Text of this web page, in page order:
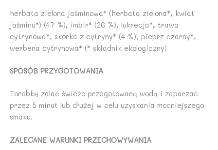
YOGI
TEA
herbata zielona jaśminowa* (herbata zielona*, kwiat
jaśminu*) (47 %), imbir* (26 %), lukrecja*, trawa
cytrynowa*, skórka z cytryny* (4 %), pieprz czarny*,
werbena cytrynowa* (* składnik ekologiczny)
SPOSÓB PRZYGOTOWANIA
Torebkę zalać świeżo przegotowaną wodą i zaparzać
przez 5 minut lub dłużej w celu uzyskania mocniejszego
smaku.
ZALECANE WARUNKI PRZECHOWYWANIA